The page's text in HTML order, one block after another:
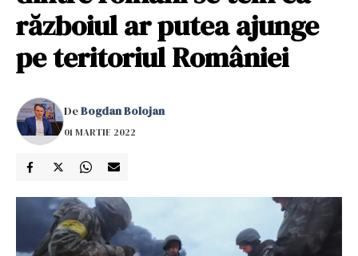
războiul ar putea ajunge
pe teritoriul României
DeBogdan Bolojan
01 MARTIE 2022